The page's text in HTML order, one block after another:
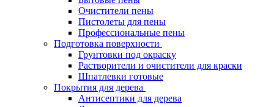
Очистители пены
Пистолеты для пены
Профессиональные пены
Подготовка поверхности
Грунтовки под окраску
Растворители и очистители для краски
Шпатлевки готовые
Покрытия для дерева
Антисептики для дерева